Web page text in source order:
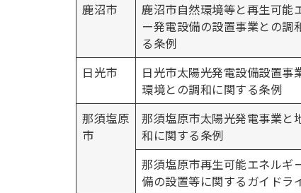
鹿沼市
鹿沼市自然環境等と再生可能
ー発電設備の設置事業との調
る条例
日光市
日光市太陽光発電設備設置事
環境との調和に関する条例
那須塩原
市
那須塩原市太陽光発電事業と
和に関する条例
那須塩原市再生可能エネルギ
備の設置等に関するガイドラ